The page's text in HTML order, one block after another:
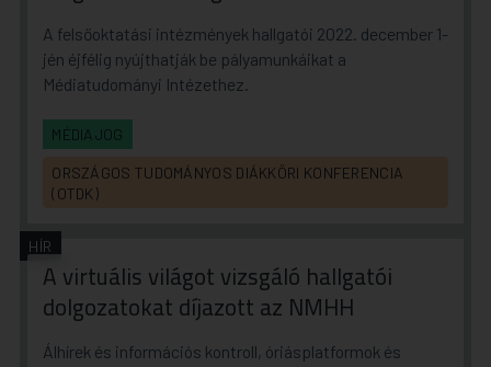
A felsőoktatási intézmények hallgatói 2022. december 1-
jén éjfélig nyújthatják be pályamunkáikat a
Médiatudományi Intézethez.
MÉDIAJOG
ORSZÁGOS TUDOMÁNYOS DIÁKKÖRI KONFERENCIA
(OTDK)
HÍR
A virtuális világot vizsgáló hallgatói
dolgozatokat díjazott az NMHH
Álhírek és információs kontroll, óriásplatformok és